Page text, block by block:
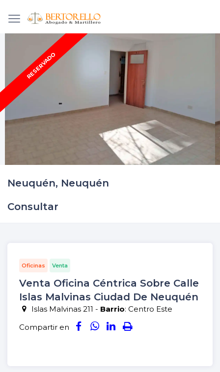
RESERVADO
Neuquén, Neuquén
Consultar
Oficinas Venta
Venta Oficina Céntrica Sobre Calle
Islas Malvinas Ciudad De Neuquén
Islas Malvinas 211 - Barrio: Centro Este
Compartir en